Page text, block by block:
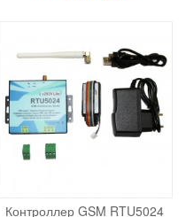
Контроллер GSM RTU5024